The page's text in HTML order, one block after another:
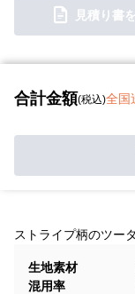
見積り書
合計金額(税込)全国
ストライプ柄のツー
生地素材
混用率